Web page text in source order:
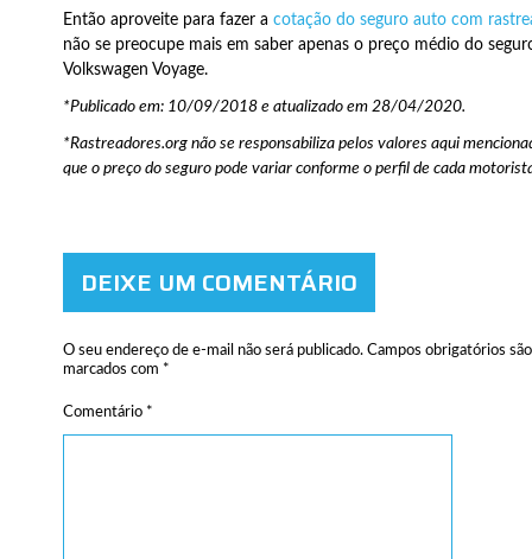
Então aproveite para fazer a cotação do seguro auto com
não se preocupe mais em saber apenas o preço médio do
Volkswagen Voyage.
*Publicado em: 10/09/2018 e atualizado em 28/04/2020.
*Rastreadores.org não se responsabiliza pelos valores aqui
que o preço do seguro pode variar conforme o perfil de cada
DEIXE UM COMENTÁRIO
O seu endereço de e-mail não será publicado. Campos obrigatórios são
marcados com *
Comentário *